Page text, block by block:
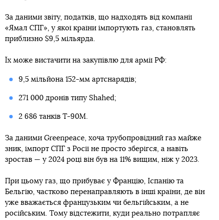
За даними звіту, податків, що надходять від компанії
«Ямал СПГ», у якої країни імпортують газ, становлять
приблизно $9,5 мільярда.
Їх може вистачити на закупівлю для армії РФ:
9,5 мільйона 152-мм артснарядів;
271 000 дронів типу Shahed;
2 686 танків Т-90М.
За даними Greenpeace, хоча трубопровідний газ майже
зник, імпорт СПГ з Росії не просто зберігся, а навіть
зростав — у 2024 році він був на 11% вищим, ніж у 2023.
При цьому газ, що прибуває у Францію, Іспанію та
Бельгію, частково перенаправляють в інші країни, де він
уже вважається французьким чи бельгійським, а не
російським. Тому відстежити, куди реально потрапляє